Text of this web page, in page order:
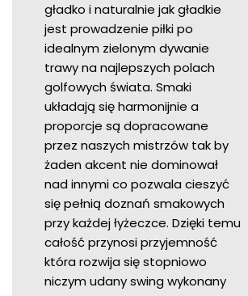
gładko i naturalnie jak gładkie
jest prowadzenie piłki po
idealnym zielonym dywanie
trawy na najlepszych polach
golfowych świata. Smaki
układają się harmonijnie a
proporcje są dopracowane
przez naszych mistrzów tak by
żaden akcent nie dominował
nad innymi co pozwala cieszyć
się pełnią doznań smakowych
przy każdej łyżeczce. Dzięki temu
całość przynosi przyjemność
która rozwija się stopniowo
niczym udany swing wykonany